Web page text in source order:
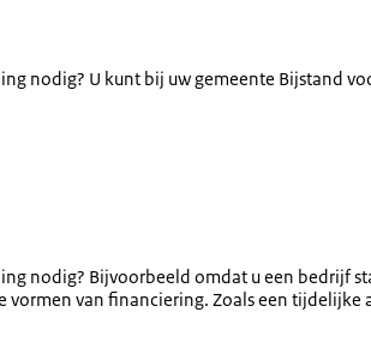
nodig? U kunt bij uw gemeente Bijstand
nodig? Bijvoorbeeld omdat u een bedrijf
vormen van financiering. Zoals een